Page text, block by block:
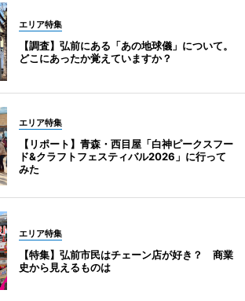
エリア特集
【調査】弘前にある「あの地球儀」について。
どこにあったか覚えていますか？
エリア特集
【リポート】青森・西目屋「白神ピークスフー
ド&クラフトフェスティバル2026」に行って
みた
エリア特集
【特集】弘前市民はチェーン店が好き？ 商業
史から見えるものは